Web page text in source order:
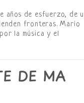
años de esfuerzo, de
fronteras. Mario
la música y el
DE MA